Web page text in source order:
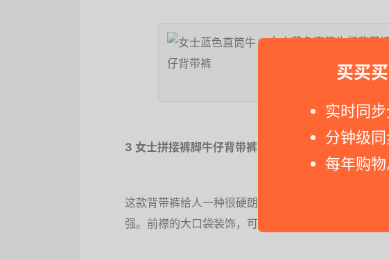
买买
实时同
分钟级
每年购
女士蓝色直筒牛仔背带
3 女士拼接裤脚牛仔背带裤
这款背带裤给人一种很硬朗的感觉，带有复古味道。
强。前襟的大口袋装饰，可爱少女心。